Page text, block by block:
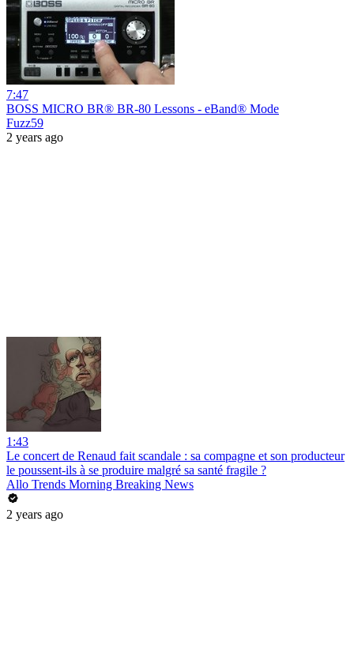
7:47
BOSS MICRO BR® BR-80 Lessons - eBand® Mode
Fuzz59
2 years ago
1:43
Le concert de Renaud fait scandale : sa compagne et son producteur
le poussent-ils à se produire malgré sa santé fragile ?
Allo Trends Morning Breaking News
2 years ago